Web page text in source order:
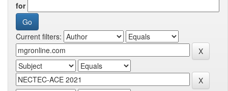
for
Current filters: